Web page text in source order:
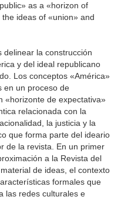
as a «horizon of
ideas of «union» and
delinear la construcción
y del ideal republicano
Los conceptos «América»
en un proceso de
«horizonte de expectativa»
relacionada con la
la justicia y la
que forma parte del ideario
de la revista. En un primer
a la Revista del
de ideas, el contexto
formales que
las redes culturales e